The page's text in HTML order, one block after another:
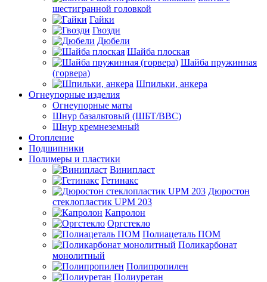
шестигранной головкой
Гайки
Гвозди
Дюбели
Шайба плоская
Шайба пружинная
(горвера)
Шпильки, анкера
Огнеупорные изделия
Огнеупорные маты
Шнур базальтовый (ШБТ/ВВС)
Шнур кремнеземный
Отопление
Подшипники
Полимеры и пластики
Винипласт
Гетинакс
Дюростон
стеклопластик UPM 203
Капролон
Оргстекло
Полиацеталь ПОМ
Поликарбонат
монолитный
Полипропилен
Полиуретан